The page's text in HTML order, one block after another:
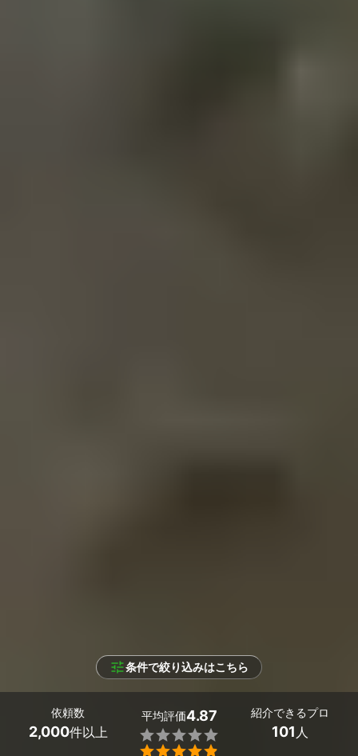
条件で絞り込みはこちら
依頼数
2,000件以上
平均評価4.87


紹介できるプロ
101 人